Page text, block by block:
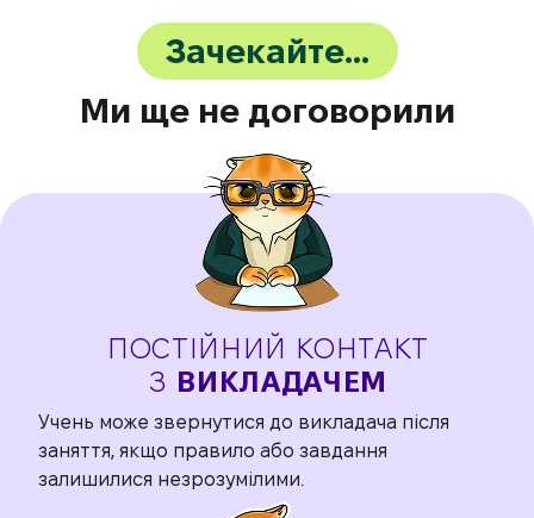
Зачекайте…
Ми ще не договорили
ПОСТІЙНИЙ КОНТАКТ
З ВИКЛАДАЧЕМ
Учень може звернутися до викладача після
заняття, якщо правило або завдання
залишилися незрозумілими.